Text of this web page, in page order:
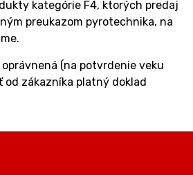
kategórie F4, ktorých predaj
preukazom pyrotechnika, na
(na potvrdenie veku
od zákazníka platný doklad